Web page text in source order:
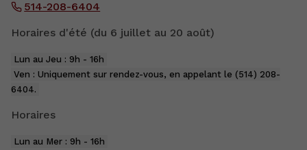
514-208-6404
Horaires d'été (du 6 juillet au 20 août)
Lun au Jeu : 9h - 16h
Ven : Uniquement sur rendez-vous, en appelant le (514) 208-
6404.
Horaires
Lun au Mer : 9h - 16h